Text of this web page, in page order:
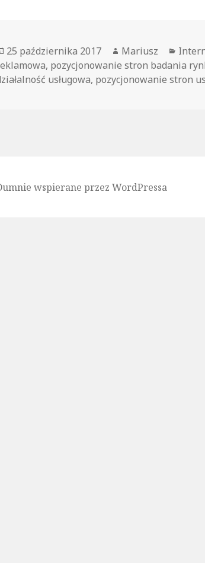
Opublikowano
25 października 2017 Autor
Mariusz
, pozycjonowanie stron badania
usługowa, pozycjonowanie stron
wspierane przez WordPressa